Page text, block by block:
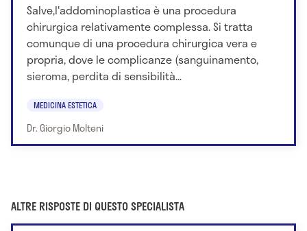
Salve,l'addominoplastica è una procedura
chirurgica relativamente complessa. Si tratta
comunque di una procedura chirurgica vera e
propria, dove le complicanze (sanguinamento,
sieroma, perdita di sensibilità...
MEDICINA ESTETICA
Dr. Giorgio Molteni
ALTRE RISPOSTE DI QUESTO SPECIALISTA